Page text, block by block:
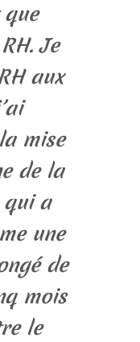
Je
aux
mise
de la
a
une
de
mois
le